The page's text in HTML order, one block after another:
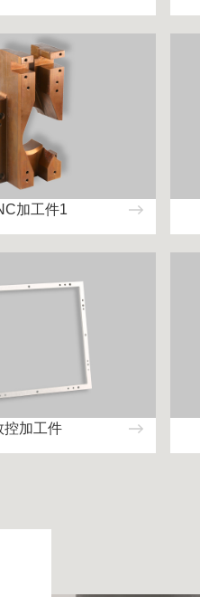
加工件1
控加工件